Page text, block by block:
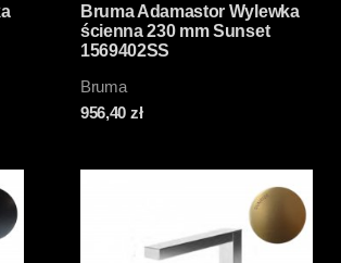
Bruma Adamastor Wylewka
ścienna 230 mm Sunset
1569402SS
Bruma
956,40 zł